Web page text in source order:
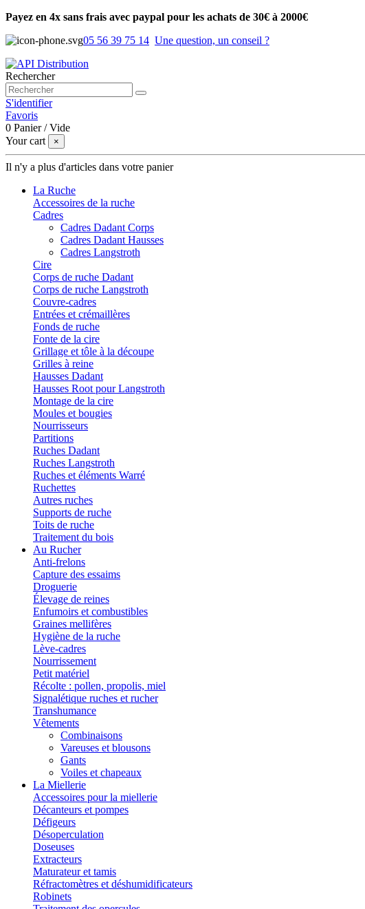
Payez en 4x sans frais avec paypal pour les achats de 30€ à 2000€
05 56 39 75 14 Une question, un conseil ?
Rechercher
S'identifier
Favoris
0 Panier /Vide
Your cart
×
Il n'y a plus d'articles dans votre panier
La Ruche
Accessoires de la ruche
Cadres
Cadres Dadant Corps
Cadres Dadant Hausses
Cadres Langstroth
Cire
Corps de ruche Dadant
Corps de ruche Langstroth
Couvre-cadres
Entrées et crémaillères
Fonds de ruche
Fonte de la cire
Grillage et tôle à la découpe
Grilles à reine
Hausses Dadant
Hausses Root pour Langstroth
Montage de la cire
Moules et bougies
Nourrisseurs
Partitions
Ruches Dadant
Ruches Langstroth
Ruches et éléments Warré
Ruchettes
Autres ruches
Supports de ruche
Toits de ruche
Traitement du bois
Au Rucher
Anti-frelons
Capture des essaims
Droguerie
Élevage de reines
Enfumoirs et combustibles
Graines mellifères
Hygiène de la ruche
Lève-cadres
Nourrissement
Petit matériel
Récolte : pollen, propolis, miel
Signalétique ruches et rucher
Transhumance
Vêtements
Combinaisons
Vareuses et blousons
Gants
Voiles et chapeaux
La Miellerie
Accessoires pour la miellerie
Décanteurs et pompes
Défigeurs
Désoperculation
Doseuses
Extracteurs
Maturateur et tamis
Réfractomètres et déshumidificateurs
Robinets